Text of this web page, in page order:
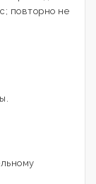
повторно не